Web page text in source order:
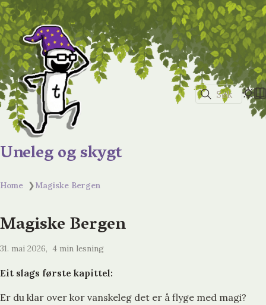
Uneleg og skygt
Søk
Home ❯Magiske Bergen
Magiske Bergen
31. mai 2026 4 min lesning
Eit slags første kapittel:
Er du klar over kor vanskeleg det er å flyge med magi?